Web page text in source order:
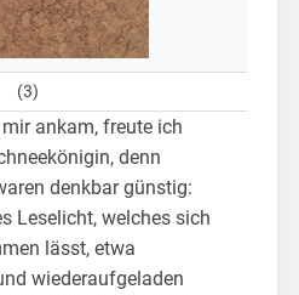
(3)
ankam, freute ich
denn
denkbar günstig:
Leselicht, welches sich
lässt, etwa
wiederaufgeladen